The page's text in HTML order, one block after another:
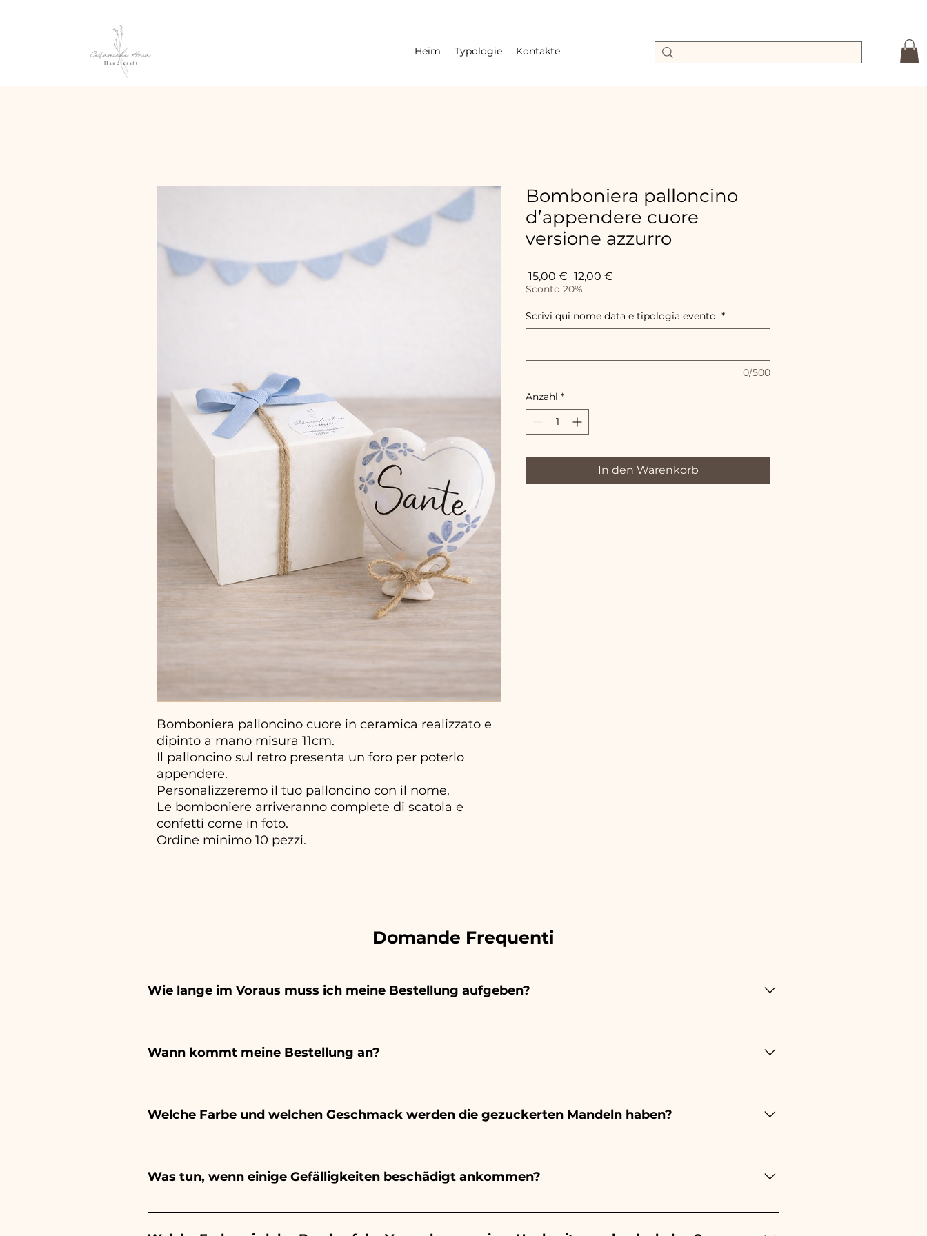
Heim Typologie Kontakte
Bomboniera palloncino cuore in ceramica realizzato e
dipinto a mano misura 11cm.
Il palloncino sul retro presenta un foro per poterlo
appendere.
Personalizzeremo il tuo palloncino con il nome.
Le bomboniere arriveranno complete di scatola e
confetti come in foto.
Ordine minimo 10 pezzi.
Bomboniera palloncino
d’appendere cuore
versione azzurro
15,00 € Standardpreis
12,00 €
Sconto 20%
Scrivi qui nome data e tipologia evento *
0/500
Anzahl *
In den Warenkorb
Domande Frequenti
Wie lange im Voraus muss ich meine Bestellung aufgeben?
Ceramiche Ania kreiert und bemalt vollständig von Hand, daher dauert ihre Herstellung lange! Der Zeitpunkt
Ihrer Veranstaltung aufzugeben. Wenn Ihre Veranstaltung vor den angegebenen Zeiten stattfindet, kontaktieren
Wann kommt meine Bestellung an?
Der Eingang der Bestellung ist 10/15 Tage vor der Veranstaltung garantiert.
Welche Farbe und welchen Geschmack werden die gezuckerten Mandeln haben?
Der Geschmack der gezuckerten Mandeln wird immer mandelartig sein, die Farbe variiert je nach Art der
es rosa sein - Zur Taufe, zum Geburtstag, zur Kommunion, zur Konfirmation und zur Hochzeit wird es weiß sein -
Was tun, wenn einige Gefälligkeiten beschädigt ankommen?
Wir sind seit vielen Jahren in der Branche tätig und wissen, wie wir uns um Ihre Bestellungen kümmern müssen.